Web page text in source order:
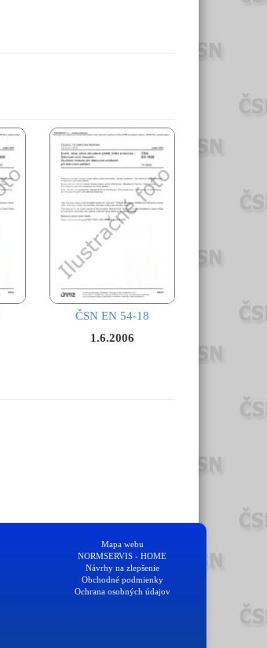
ČSN EN 54-18
1.6.2006
Mapa webu
NORMSERVIS - HOME
Návrhy na zlepšenie
Obchodné podmienky
Ochrana osobných údajov